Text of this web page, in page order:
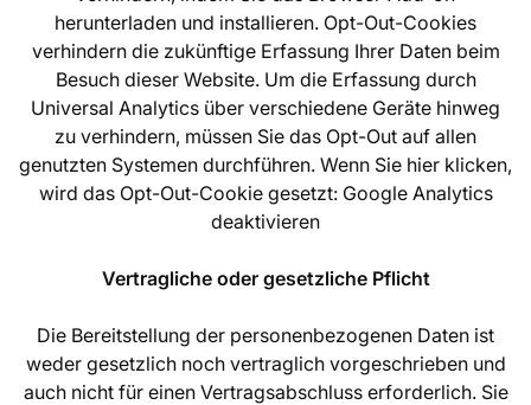
herunterladen und installieren. Opt-Out-Cookies
verhindern die zukünftige Erfassung Ihrer Daten beim
Besuch dieser Website. Um die Erfassung durch
Universal Analytics über verschiedene Geräte hinweg
zu verhindern, müssen Sie das Opt-Out auf allen
genutzten Systemen durchführen. Wenn Sie hier klicken,
wird das Opt-Out-Cookie gesetzt: Google Analytics
deaktivieren
Vertragliche oder gesetzliche Pflicht
Die Bereitstellung der personenbezogenen Daten ist
weder gesetzlich noch vertraglich vorgeschrieben und
auch nicht für einen Vertragsabschluss erforderlich. Sie